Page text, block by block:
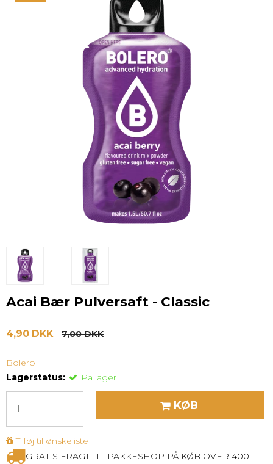
Acai Bær Pulversaft - Classic
4,90 DKK 7,00 DKK
Bolero
Lagerstatus:
På lager
KØB
Tilføj til ønskeliste
GRATIS FRAGT TIL PAKKESHOP PÅ KØB OVER 400,-